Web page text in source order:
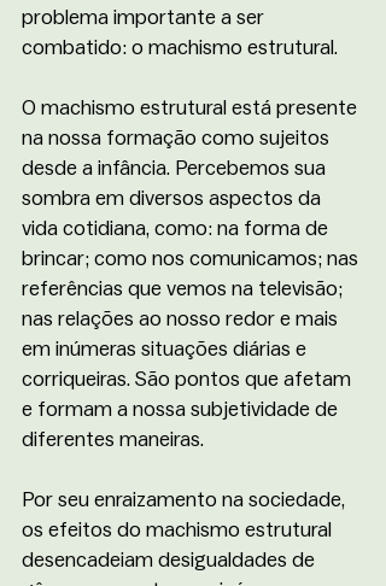
problema importante a ser
combatido: o machismo estrutural.
O machismo estrutural está presente
na nossa formação como sujeitos
desde a infância. Percebemos sua
sombra em diversos aspectos da
vida cotidiana, como: na forma de
brincar; como nos comunicamos; nas
referências que vemos na televisão;
nas relações ao nosso redor e mais
em inúmeras situações diárias e
corriqueiras. São pontos que afetam
e formam a nossa subjetividade de
diferentes maneiras.
Por seu enraizamento na sociedade,
os efeitos do machismo estrutural
desencadeiam desigualdades de